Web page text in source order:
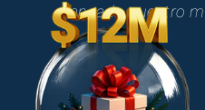
planeado nuestro